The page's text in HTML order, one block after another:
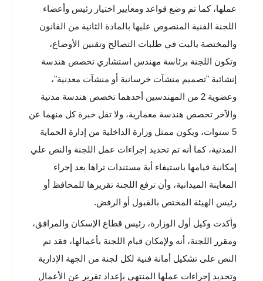
عملها، كما تم وضع قواعد ومعايير اختيار رئيس وأعضاء
اللجنة الفنية المنصوص عليها بالمادة الثانية من القانون
والمختصة بالبت في طلبات التصالح وتقنين الأوضاع،
وتكون اللجنة برئاسة مهندس استشاري تخصص هندسة
إنشائية "تصميم منشآت خرسانية أو منشآت معدنية"،
وعضوية 2 من المهندسين أحدهما تخصص هندسة مدنية
والآخر تخصص هندسة معمارية، ولا تقل خبرة كل منهما عن
5 سنوات، ويكون ممثل وزارة الداخلية من إدارة الحماية
المدنية، كما أنه تم تحديد إجراءات عمل اللجنة والنص علي
إمكانية قيامها باستيفاء أية مستندات تراها بعد إجراء
المعاينة الميدانية، وأن ترفع اللجنة تقريرها للمحافظ أو
رئيس الهيئة المختص بالقبول أو الرفض.
وأكدت وكيل أول الوزارة، رئيس قطاع الإسكان والمرافق،
ومقرر اللجنة، أنه ولإمكان قيام اللجنة بأعمالها، فقد تم
النص على تشكيل أمانة فنية لكل لجنة من الجهة الإدارية
وتحديد إجراءات عملها المنتهي بإعداد تقرير عن الأعمال